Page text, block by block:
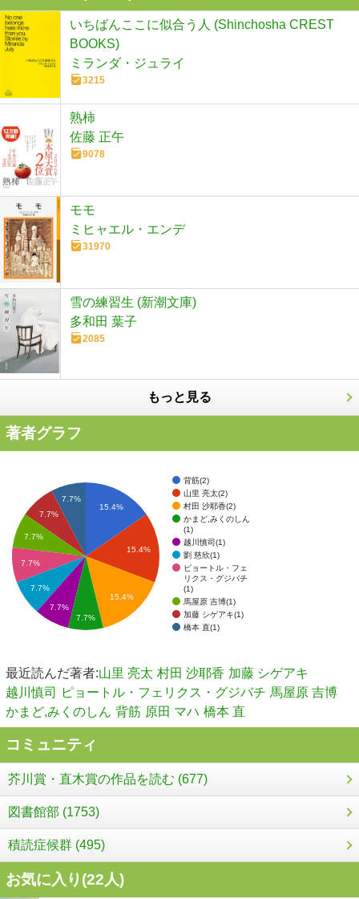
いちばんここに似合う人 (Shinchosha CREST
BOOKS)
ミランダ・ジュライ
3215
熟柿
佐藤 正午
9078
モモ
ミヒャエル・エンデ
31970
雪の練習生 (新潮文庫)
多和田 葉子
2085
もっと見る
著者グラフ
背筋(2)
山里 亮太(2)
村田 沙耶香(2)
かまど,みくのしん
(1)
越川慎司(1)
劉 慈欣(1)
ピョートル・フェ
リクス・グジバチ
(1)
馬屋原 吉博(1)
加藤 シゲアキ(1)
橋本 直(1)
15.4%
15.4%
15.4%
7.7%
7.7%
7.7%
7.7%
7.7%
7.7%
7.7%
最近読んだ著者:山里 亮太 村田 沙耶香 加藤 シゲアキ
越川慎司
ピョートル・フェリクス・グジバチ 馬屋原 吉博
かまど,みくのしん 背筋 原田 マハ 橋本 直
コミュニティ
芥川賞・直木賞の作品を読む (677)
図書館部 (1753)
積読症候群 (495)
お気に入り(22人)